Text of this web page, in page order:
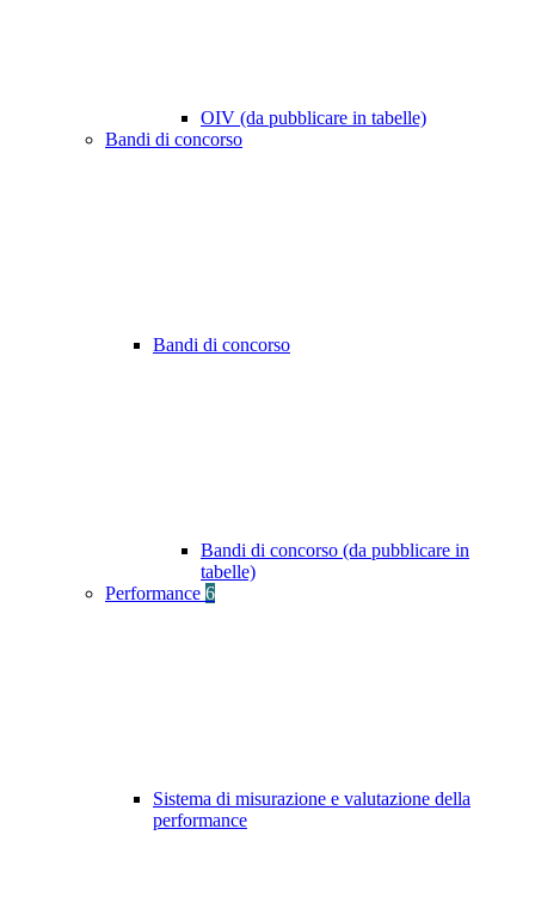
OIV (da pubblicare in tabelle)
Bandi di concorso
Bandi di concorso
Bandi di concorso (da pubblicare in
tabelle)
Performance 6
Sistema di misurazione e valutazione della
performance